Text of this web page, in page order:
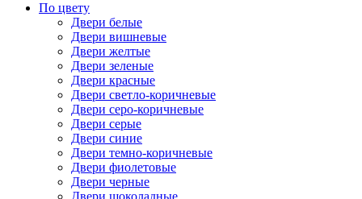
По цвету
Двери белые
Двери вишневые
Двери желтые
Двери зеленые
Двери красные
Двери светло-коричневые
Двери серо-коричневые
Двери серые
Двери синие
Двери темно-коричневые
Двери фиолетовые
Двери черные
Двери шоколадные